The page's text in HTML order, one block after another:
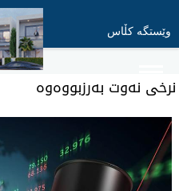
وێستگە کڵاس
نرخی نەوت بەرزبووەوە